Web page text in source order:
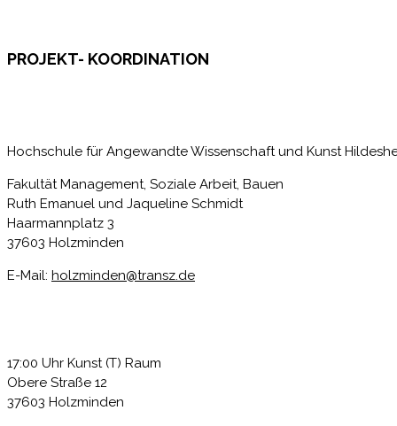
PROJEKT- KOORDINATION
Hochschule für Angewandte Wissenschaft und Kunst
Fakultät Management, Soziale Arbeit, Bauen
Ruth Emanuel und Jaqueline Schmidt
Haarmannplatz 3
37603 Holzminden
E-Mail: holzminden@transz.de
17:00 Uhr Kunst (T) Raum
Obere Straße 12
37603 Holzminden